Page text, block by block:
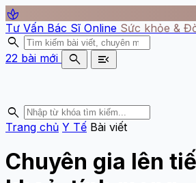
spa
Tư Vấn Bác Sĩ Online Sức khỏe &
search
22 bài mới search menu_open
search
Trang chủ Y Tế Bài viết
Chuyên gia lên